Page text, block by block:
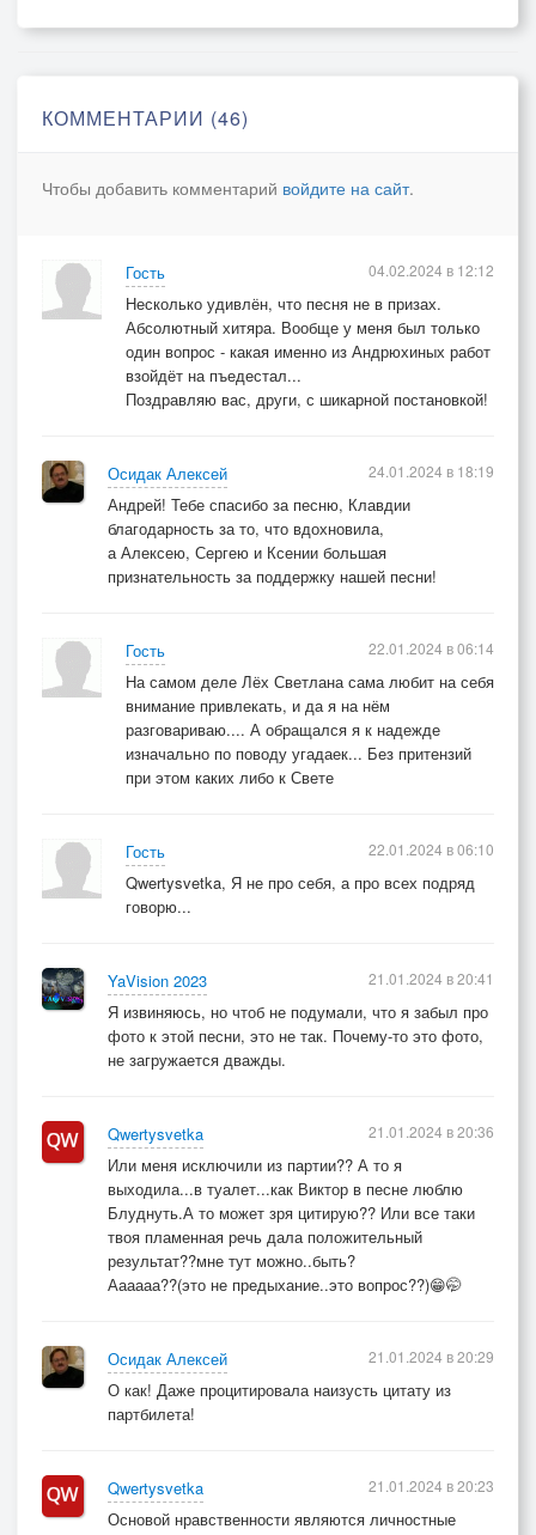
И в сказке - волки, ну как же в ней без них?
2 куплет:
Кто вдруг подумал, что будет боевик
С резнёй и кровью, тот в сказочку не вник,
Емеля мудрый - тьму книжек изучил:
Он тридцать три года сидел на печи!
Тепло на печке и мысли потому
Не замерзают, а скачут по уму
Почаще печку используйте, друзья,
Скажу откровенно, скажу не тая!
Вдруг оказалось: не так уж лес и тих.
Но светлый разум беду предотвратит -
Исправится волчий аппетит!
Бридж 1:
Но не в капусту волков он искрошил, нет!
А дал послушать им музыки вершины свет!
Бридж 2
Коль умён ты и в кайф твой нрав,
Будешь ты непременно прав!
КОММЕНТАРИИ (46)
Чтобы добавить комментарий войдите на сайт.
Гость
Несколько удивлён, что песня не в призах.
Абсолютный хитяра. Вообще у меня был только
один вопрос - какая именно из Андрюхиных работ
взойдёт на пъедестал...
Поздравляю вас, други, с шикарной постановкой!
04.02.2024 в 12:12
Осидак Алексей
Андрей! Тебе спасибо за песню, Клавдии
благодарность за то, что вдохновила,
а Алексею, Сергею и Ксении большая
признательность за поддержку нашей песни!
24.01.2024 в 18:19
Гость
На самом деле Лёх Светлана сама любит на себя
внимание привлекать, и да я на нём
разговариваю.... А обращался я к надежде
изначально по поводу угадаек... Без притензий
при этом каких либо к Свете
22.01.2024 в 06:14
Гость
Qwertysvetka, Я не про себя, а про всех подряд
говорю...
22.01.2024 в 06:10
YaVision 2023
Я извиняюсь, но чтоб не подумали, что я забыл про
фото к этой песни, это не так. Почему-то это фото,
не загружается дважды.
21.01.2024 в 20:41
Qwertysvetka
Или меня исключили из партии?? А то я
выходила...в туалет...как Виктор в песне люблю
Блуднуть.А то может зря цитирую?? Или все таки
твоя пламенная речь дала положительный
результат??мне тут можно..быть?
Аааааа??(это не предыхание..это вопрос??)😁🤭
21.01.2024 в 20:36
Осидак Алексей
О как! Даже процитировала наизусть цитату из
партбилета!
21.01.2024 в 20:29
Qwertysvetka
Основой нравственности являются личностные
21.01.2024 в 20:23